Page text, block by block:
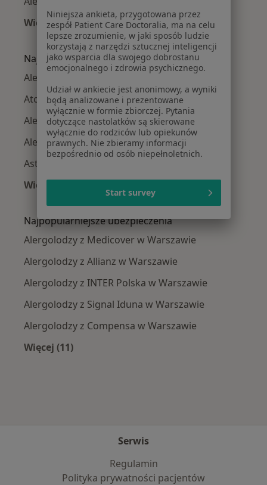
Więcej (14)
Więcej w kategorii: Alergolodzy w pobliżu
Najczęście leczone choroby
Alergia w Warszawie
Atopowe zapalenie skóry w Warszawie
Alergia pokarmowa w Warszawie
Alergie skórne w Warszawie
Astma oskrzelowa w Warszawie
Więcej (15)
Więcej w kategorii: Najczęście leczone
Najpopularniejsze ubezpieczenia
Alergolodzy z Medicover w Warszawie
Alergolodzy z Allianz w Warszawie
Alergolodzy z INTER Polska w Warszawie
Alergolodzy z Signal Iduna w Warszawie
Alergolodzy z Compensa w Warszawie
Więcej (11)
Serwis
Regulamin
Polityka prywatności pacjentów
Niniejsza ankieta, przygotowana przez
zespół Patient Care Doctoralia, ma na celu
lepsze zrozumienie, w jaki sposób ludzie
korzystają z narzędzi sztucznej inteligencji
jako wsparcia dla swojego dobrostanu
emocjonalnego i zdrowia psychicznego.
Udział w ankiecie jest anonimowy, a wyniki
będą analizowane i prezentowane
wyłącznie w formie zbiorczej. Pytania
dotyczące nastolatków są skierowane
wyłącznie do rodziców lub opiekunów
prawnych. Nie zbieramy informacji
bezpośrednio od osób niepełnoletnich.
Start survey